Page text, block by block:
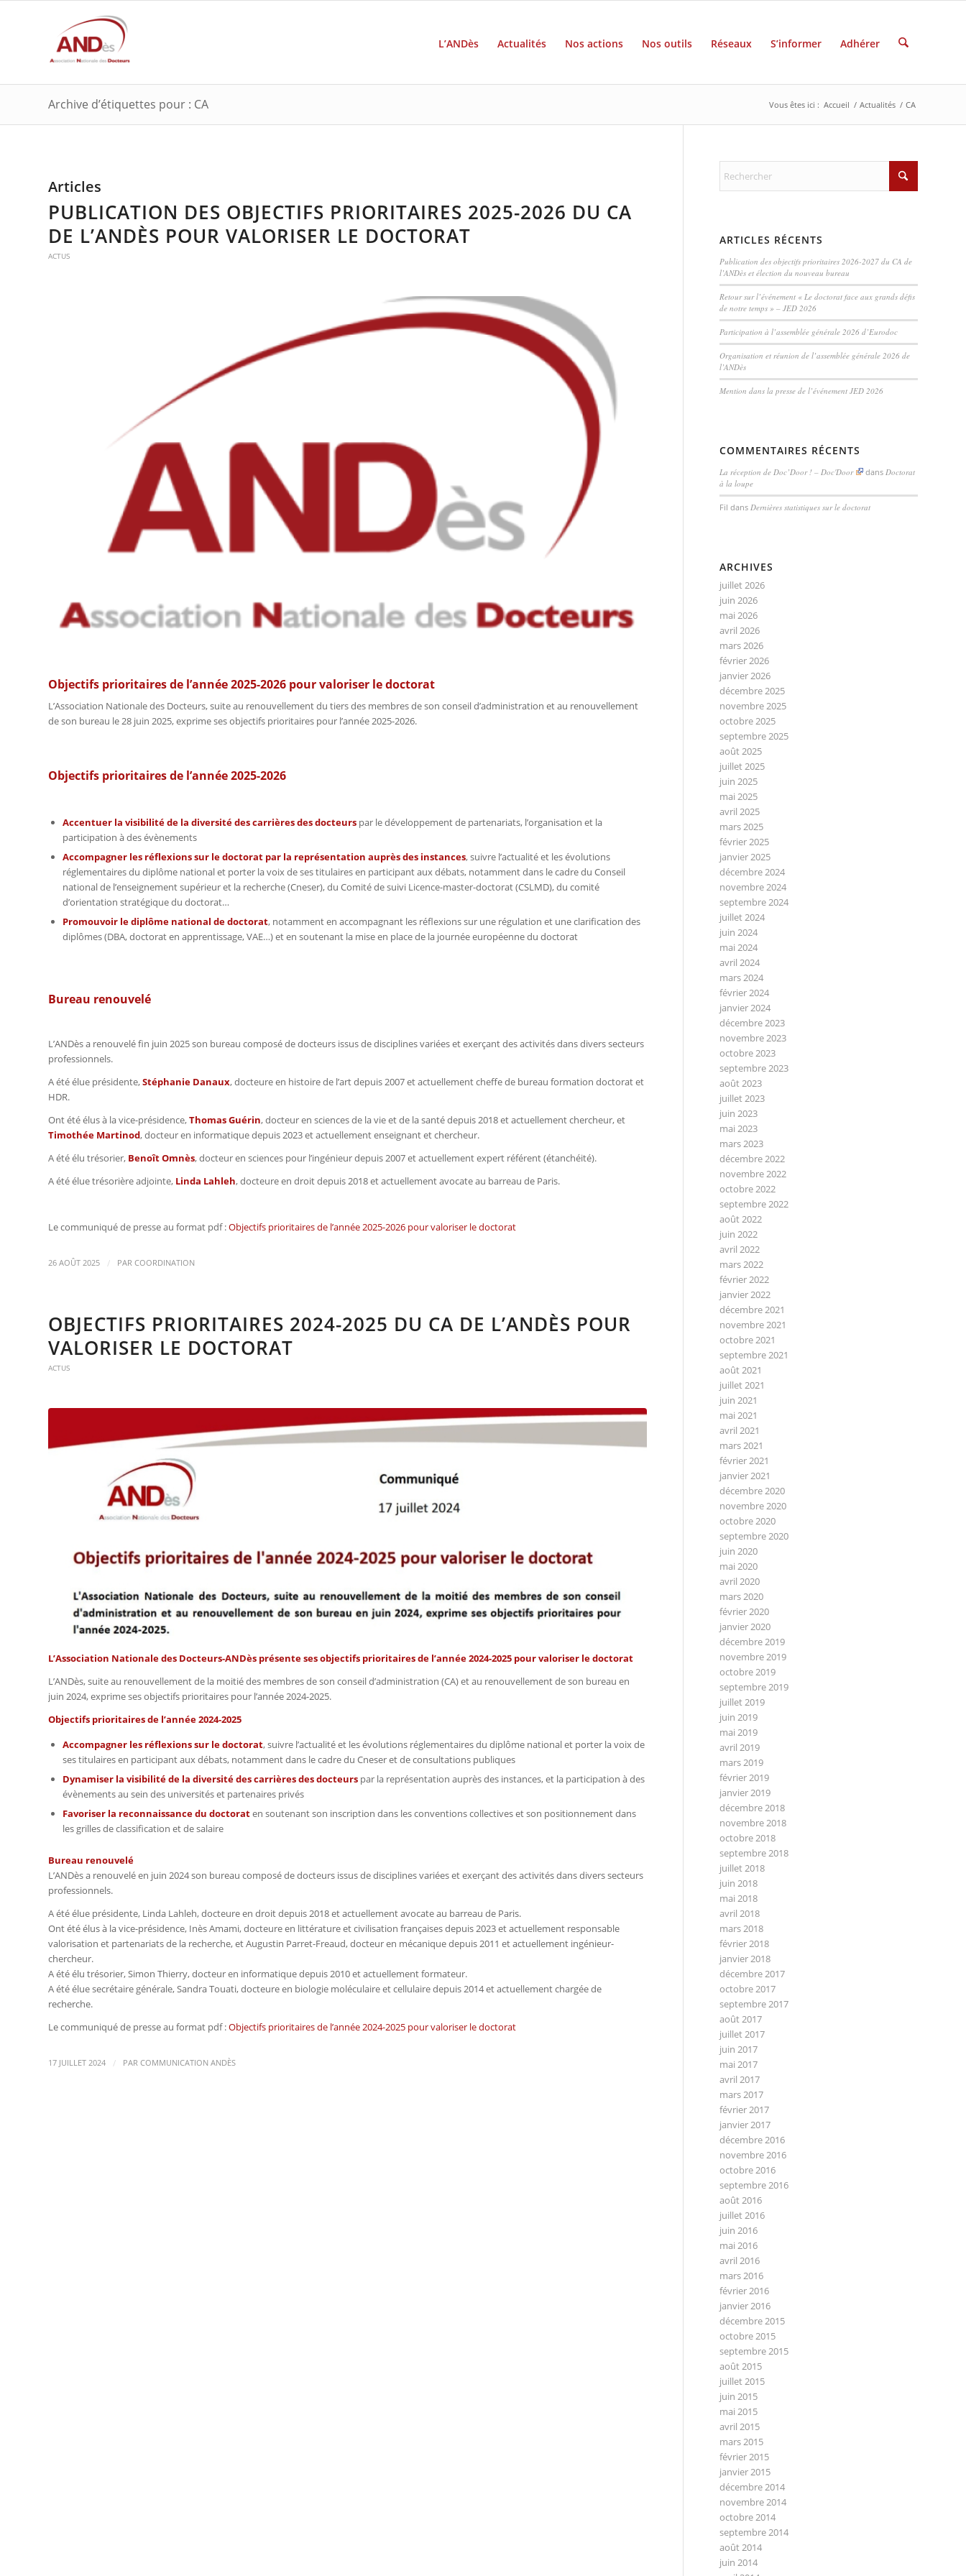
L’ANDès Actualités Nos actions Nos outils Réseaux S’informer Adhérer
Archive d’étiquettes pour : CA Vous êtes ici : Accueil / Actualités / CA
Articles
PUBLICATION DES OBJECTIFS PRIORITAIRES 2025-2026 DU CA
DE L’ANDÈS POUR VALORISER LE DOCTORAT
ACTUS
Objectifs prioritaires de l’année 2025-2026 pour valoriser le doctorat
L’Association Nationale des Docteurs, suite au renouvellement du tiers des membres de son conseil d’administration et au renouvellement
de son bureau le 28 juin 2025, exprime ses objectifs prioritaires pour l’année 2025-2026.
Objectifs prioritaires de l’année 2025-2026
Accentuer la visibilité de la diversité des carrières des docteurs par le développement de partenariats, l’organisation et la
participation à des évènements
Accompagner les réflexions sur le doctorat par la représentation auprès des instances, suivre l’actualité et les évolutions
réglementaires du diplôme national et porter la voix de ses titulaires en participant aux débats, notamment dans le cadre du Conseil
national de l’enseignement supérieur et la recherche (Cneser), du Comité de suivi Licence-master-doctorat (CSLMD), du comité
d’orientation stratégique du doctorat…
Promouvoir le diplôme national de doctorat, notamment en accompagnant les réflexions sur une régulation et une clarification des
diplômes (DBA, doctorat en apprentissage, VAE…) et en soutenant la mise en place de la journée européenne du doctorat
Bureau renouvelé
L’ANDès a renouvelé fin juin 2025 son bureau composé de docteurs issus de disciplines variées et exerçant des activités dans divers secteurs
professionnels.
A été élue présidente,Stéphanie Danaux, docteure en histoire de l’art depuis 2007 et actuellement cheffe de bureau formation doctorat et
HDR.
Ont été élus à la vice-présidence,Thomas Guérin, docteur en sciences de la vie et de la santé depuis 2018 et actuellement chercheur, et
Timothée Martinod, docteur en informatique depuis 2023 et actuellement enseignant et chercheur.
A été élu trésorier, Benoît Omnès, docteur en sciences pour l’ingénieur depuis 2007 et actuellement expert référent (étanchéité).
A été élue trésorière adjointe, Linda Lahleh, docteure en droit depuis 2018 et actuellement avocate au barreau de Paris.
Le communiqué de presse au format pdf :Objectifs prioritaires de l’année 2025-2026 pour valoriser le doctorat
26 AOÛT 2025 / PAR COORDINATION
OBJECTIFS PRIORITAIRES 2024-2025 DU CA DE L’ANDÈS POUR
VALORISER LE DOCTORAT
ACTUS
L’Association Nationale des Docteurs-ANDès présente ses objectifs prioritaires de l’année 2024-2025 pour valoriser le doctorat
L’ANDès, suite au renouvellement de la moitié des membres de son conseil d’administration (CA) et au renouvellement de son bureau en
juin 2024, exprime ses objectifs prioritaires pour l’année 2024-2025.
Objectifs prioritaires de l’année 2024-2025
Accompagner les réflexions sur le doctorat, suivre l’actualité et les évolutions réglementaires du diplôme national et porter la voix de
ses titulaires en participant aux débats, notamment dans le cadre du Cneser et de consultations publiques
Dynamiser la visibilité de la diversité des carrières des docteurs par la représentation auprès des instances, et la participation à des
évènements au sein des universités et partenaires privés
Favoriser la reconnaissance du doctoraten soutenant son inscription dans les conventions collectives et son positionnement dans
les grilles de classification et de salaire
Bureau renouvelé
L’ANDès a renouvelé en juin 2024 son bureau composé de docteurs issus de disciplines variées et exerçant des activités dans divers secteurs
professionnels.
A été élue présidente, Linda Lahleh, docteure en droit depuis 2018 et actuellement avocate au barreau de Paris.
Ont été élus à la vice-présidence, Inès Amami, docteure en littérature et civilisation françaises depuis 2023 et actuellement responsable
valorisation et partenariats de la recherche, et Augustin Parret-Freaud, docteur en mécanique depuis 2011 et actuellement ingénieur-
chercheur.
A été élu trésorier, Simon Thierry, docteur en informatique depuis 2010 et actuellement formateur.
A été élue secrétaire générale, Sandra Touati, docteure en biologie moléculaire et cellulaire depuis 2014 et actuellement chargée de
recherche.
Le communiqué de presse au format pdf :Objectifs prioritaires de l’année 2024-2025 pour valoriser le doctorat
17 JUILLET 2024 / PAR COMMUNICATION ANDÈS
ARTICLES RÉCENTS
Publication des objectifs prioritaires 2026-2027 du CA de
l’ANDès et élection du nouveau bureau
Retour sur l’événement « Le doctorat face aux grands défis
de notre temps » – JED 2026
Participation à l’assemblée générale 2026 d’Eurodoc
Organisation et réunion de l’assemblée générale 2026 de
l’ANDès
Mention dans la presse de l’événement JED 2026
COMMENTAIRES RÉCENTS
La réception de Doc’Door ! – Doc'Door dans Doctorat
à la loupe
Fil dansDernières statistiques sur le doctorat
ARCHIVES
juillet 2026
juin 2026
mai 2026
avril 2026
mars 2026
février 2026
janvier 2026
décembre 2025
novembre 2025
octobre 2025
septembre 2025
août 2025
juillet 2025
juin 2025
mai 2025
avril 2025
mars 2025
février 2025
janvier 2025
décembre 2024
novembre 2024
septembre 2024
juillet 2024
juin 2024
mai 2024
avril 2024
mars 2024
février 2024
janvier 2024
décembre 2023
novembre 2023
octobre 2023
septembre 2023
août 2023
juillet 2023
juin 2023
mai 2023
mars 2023
décembre 2022
novembre 2022
octobre 2022
septembre 2022
août 2022
juin 2022
avril 2022
mars 2022
février 2022
janvier 2022
décembre 2021
novembre 2021
octobre 2021
septembre 2021
août 2021
juillet 2021
juin 2021
mai 2021
avril 2021
mars 2021
février 2021
janvier 2021
décembre 2020
novembre 2020
octobre 2020
septembre 2020
juin 2020
mai 2020
avril 2020
mars 2020
février 2020
janvier 2020
décembre 2019
novembre 2019
octobre 2019
septembre 2019
juillet 2019
juin 2019
mai 2019
avril 2019
mars 2019
février 2019
janvier 2019
décembre 2018
novembre 2018
octobre 2018
septembre 2018
juillet 2018
juin 2018
mai 2018
avril 2018
mars 2018
février 2018
janvier 2018
décembre 2017
octobre 2017
septembre 2017
août 2017
juillet 2017
juin 2017
mai 2017
avril 2017
mars 2017
février 2017
janvier 2017
décembre 2016
novembre 2016
octobre 2016
septembre 2016
août 2016
juillet 2016
juin 2016
mai 2016
avril 2016
mars 2016
février 2016
janvier 2016
décembre 2015
octobre 2015
septembre 2015
août 2015
juillet 2015
juin 2015
mai 2015
avril 2015
mars 2015
février 2015
janvier 2015
décembre 2014
novembre 2014
octobre 2014
septembre 2014
août 2014
juin 2014